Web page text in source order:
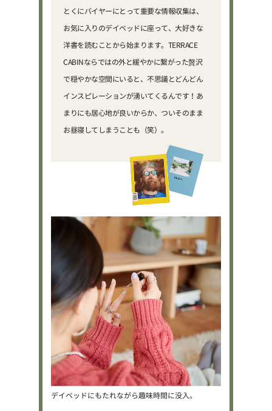
とくにバイヤーにとって重要な情報収集は、
お気に入りのデイベッドに座って、大好きな
洋書を読むことから始まります。TERRACE
CABINならではの外と緩やかに繋がった贅沢
で穏やかな空間にいると、不思議とどんどん
インスピレーションが湧いてくるんです！あ
まりにも居心地が良いからか、ついそのまま
お昼寝してしまうことも（笑）。
デイベッドにもたれながら趣味時間に没入。